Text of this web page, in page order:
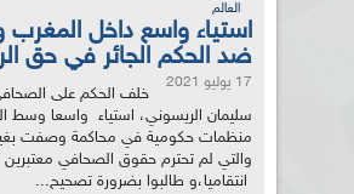
العالم
استياء واسع داخل المغرب
ضد الحكم الجائر في حق
17 يوليو 2021
خلف الحكم على
سليمان الريسوني، استياء واسعا وسط
منظمات حكومية في محاكمة وصفت
والتي لم تحترم حقوق الصحافي معتبرين
انتقاميا،و طالبوا بضرورة تصحيح...